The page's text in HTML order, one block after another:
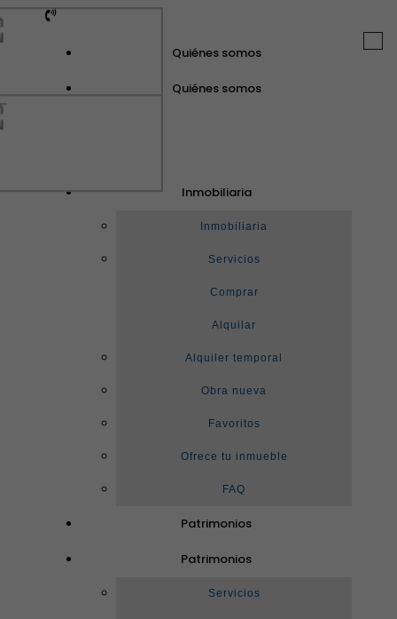
Quiénes somos
Quiénes somos
Inmobiliaria
Inmobiliaria
Servicios
Comprar
Alquilar
Alquiler temporal
Obra nueva
Favoritos
Ofrece tu inmueble
FAQ
Patrimonios
Patrimonios
Servicios